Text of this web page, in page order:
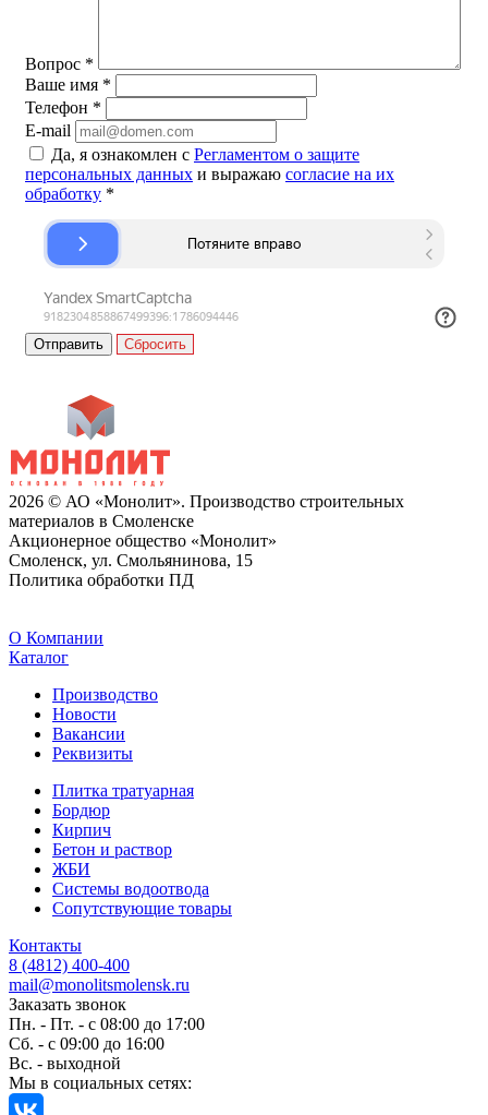
Вопрос *
Ваше имя *
Телефон *
E-mail
Да, я ознакомлен с Регламентом о защите
персональных данных и выражаю согласие на их
обработку *
Сбросить
2026 © АО «Монолит». Производство строительных
материалов в Смоленске
Акционерное общество «Монолит»
Смоленск, ул. Смольянинова, 15
Политика обработки ПД
O Компании
Каталог
Производство
Новости
Вакансии
Реквизиты
Плитка тратуарная
Бордюр
Кирпич
Бетон и раствор
ЖБИ
Системы водоотвода
Сопутствующие товары
Контакты
8 (4812) 400-400
mail@monolitsmolensk.ru
Заказать звонок
Пн. - Пт. - с 08:00 до 17:00
Сб. - с 09:00 до 16:00
Вс. - выходной
Мы в социальных сетях: